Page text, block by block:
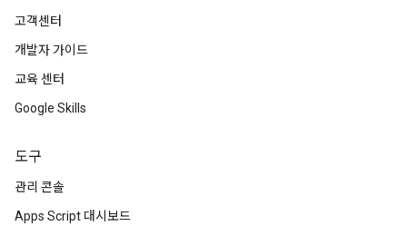
고객센터
개발자 가이드
교육 센터
Google Skills
도구
관리 콘솔
Apps Script 대시보드